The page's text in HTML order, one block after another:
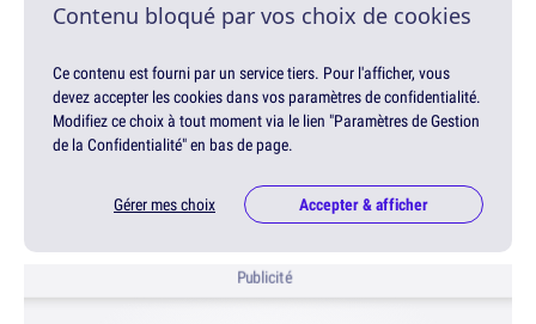
Contenu bloqué par vos choix de cookies
Ce contenu est fourni par un service tiers. Pour l'afficher, vous
devez accepter les cookies dans vos paramètres de confidentialité.
Modifiez ce choix à tout moment via le lien "Paramètres de Gestion
de la Confidentialité" en bas de page.
Gérer mes choix Accepter & afficher
Publicité